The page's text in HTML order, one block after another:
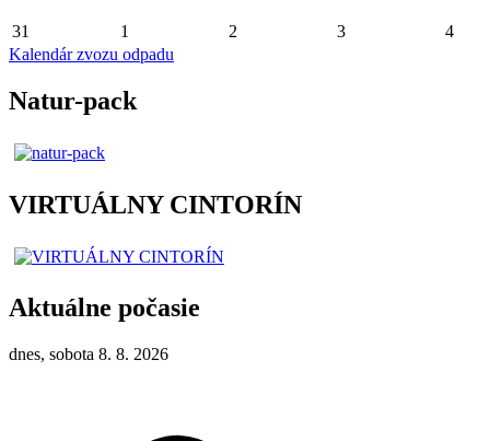
31 1 2 3
4
Kalendár zvozu odpadu
Natur-pack
VIRTUÁLNY CINTORÍN
Aktuálne počasie
dnes, sobota 8. 8. 2026